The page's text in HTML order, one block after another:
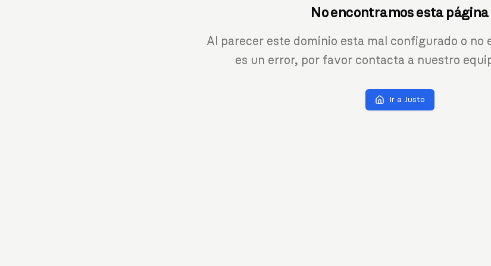
No encontramos esta página
Al parecer este dominio esta mal configurado o no
es un error, por favor contacta a nuestro
Ir a Justo